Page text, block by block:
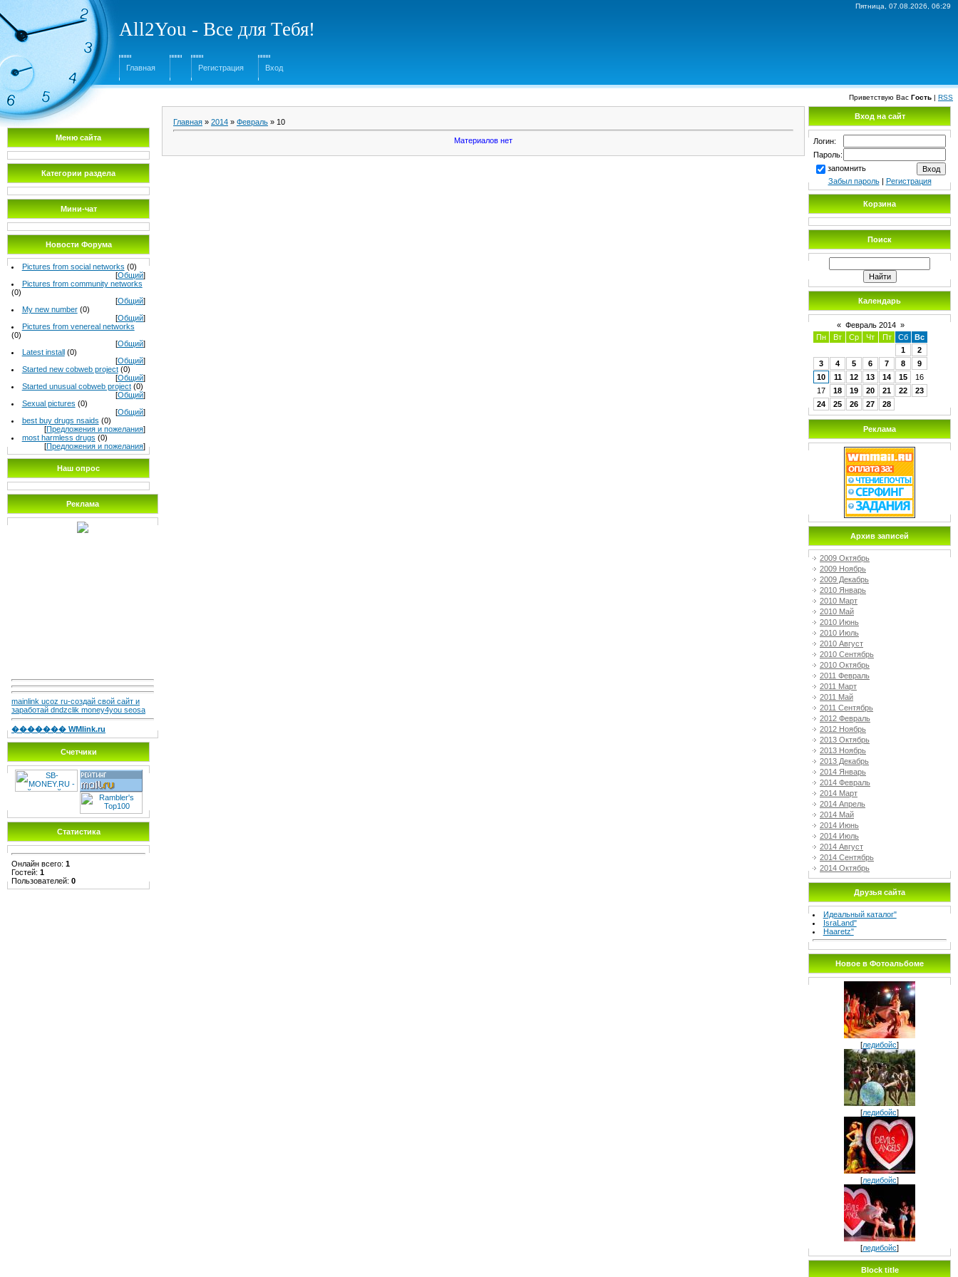
Пятница, 07.08.2026, 06:29
All2You - Все для Тебя!
Главная Регистрация Вход
Приветствую Вас Гость | RSS
Меню сайта
Категории раздела
Мини-чат
Новости Форума
Pictures from social networks (0)
[Общий]
Pictures from community networks
(0)
[Общий]
My new number (0)
[Общий]
Pictures from venereal networks
(0)
[Общий]
Latest install (0)
[Общий]
Started new cobweb project (0)
[Общий]
Started unusual cobweb project (0)
[Общий]
Sexual pictures (0)
[Общий]
best buy drugs nsaids (0)
[Предложения и пожелания]
most harmless drugs (0)
[Предложения и пожелания]
Наш опрос
Реклама
mainlink ucoz ru-создай свой сайт и
заработай dndzclik money4you seosa
������� WMlink.ru
Счетчики
Статистика
Онлайн всего: 1
Гостей: 1
Пользователей: 0
Главная » 2014 » Февраль » 10
Материалов нет
Вход на сайт
Логин:
Пароль:
запомнить
Забыл пароль| Регистрация
Корзина
Поиск
Календарь
« Февраль 2014 »
Пн
Вт Ср Чт Пт Сб
Вс
1
2
3
4 5 6 7 8
9
10
11 12 13 14 15
16
17
18 19 20 21 22
23
24
25 26 27 28
Реклама
Архив записей
2009 Октябрь
2009 Ноябрь
2009 Декабрь
2010 Январь
2010 Март
2010 Май
2010 Июнь
2010 Июль
2010 Август
2010 Сентябрь
2010 Октябрь
2011 Февраль
2011 Март
2011 Май
2011 Сентябрь
2012 Февраль
2012 Ноябрь
2013 Октябрь
2013 Ноябрь
2013 Декабрь
2014 Январь
2014 Февраль
2014 Март
2014 Апрель
2014 Май
2014 Июнь
2014 Июль
2014 Август
2014 Сентябрь
2014 Октябрь
Друзья сайта
Идеальный каталог"
IsraLand"
Haaretz"
Новое в Фотоальбоме
[ледибойс]
[ледибойс]
[ледибойс]
[ледибойс]
Block title